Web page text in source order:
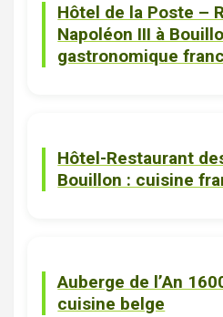
Hôtel de la Poste –
Napoléon III à
gastronomique franc
Hôtel-Restaurant
Bouillon : cuisine
Auberge de l’An
cuisine belge